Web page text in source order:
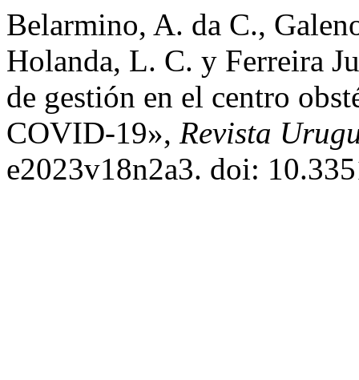
Belarmino, A. da C.,
Holanda, L. C. y Ferreira
de gestión en el centro
COVID-19», Revista
e2023v18n2a3. doi: